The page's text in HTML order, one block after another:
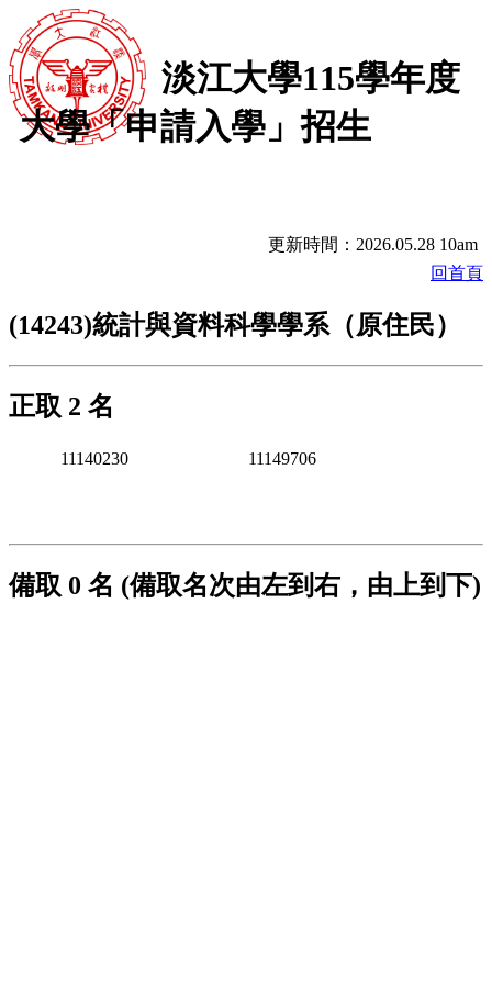
淡江大學115學年度
大學「申請入學」招生
更新時間：2026.05.28 10am
回首頁
(14243)統計與資料科學學系（原住民）
正取 2 名
11140230 11149706
備取 0 名 (備取名次由左到右，由上到下)